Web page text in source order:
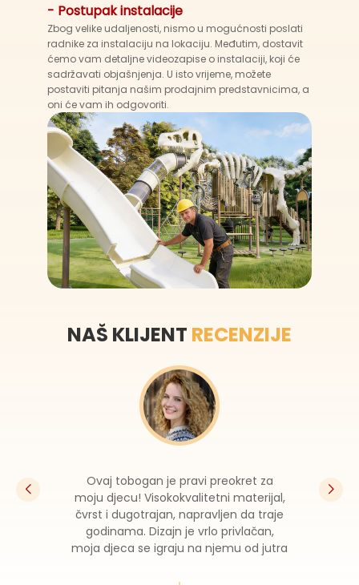
- Postupak instalacije
Zbog velike udaljenosti, nismo u mogućnosti poslati
radnike za instalaciju na lokaciju. Međutim, dostavit
ćemo vam detaljne videozapise o instalaciji, koji će
sadržavati objašnjenja. U isto vrijeme, možete
postaviti pitanja našim prodajnim predstavnicima, a
oni će vam ih odgovoriti.
NAŠ KLIJENT RECENZIJE
Ovaj tobogan je pravi preokret za
moju djecu! Visokokvalitetni materijal,
čvrst i dugotrajan, napravljen da traje
godinama. Dizajn je vrlo privlačan,
moja djeca se igraju na njemu od jutra